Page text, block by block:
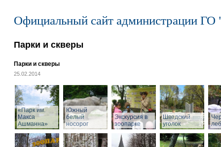
Официальный сайт администрации ГО
Парки и скверы
Парки и скверы
25.02.2014
«Парк им.
Макса
Ашманна»
Южный
белый
носорог
Экскурсия в
зоопарке
Шведский
уголок